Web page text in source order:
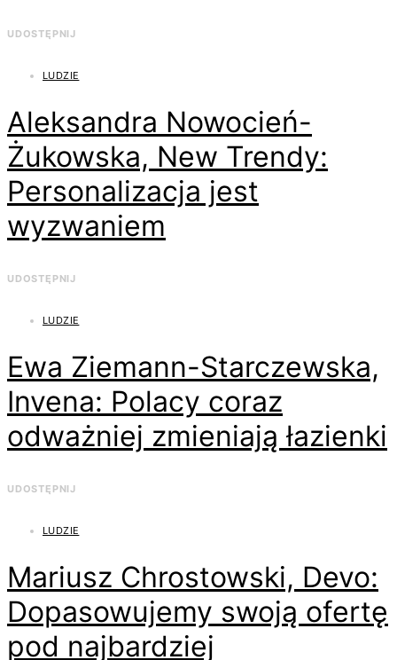
UDOSTĘPNIJ
LUDZIE
Aleksandra Nowocień-
Żukowska, New Trendy:
Personalizacja jest
wyzwaniem
UDOSTĘPNIJ
LUDZIE
Ewa Ziemann-Starczewska,
Invena: Polacy coraz
odważniej zmieniają łazienki
UDOSTĘPNIJ
LUDZIE
Mariusz Chrostowski, Devo:
Dopasowujemy swoją ofertę
pod najbardziej